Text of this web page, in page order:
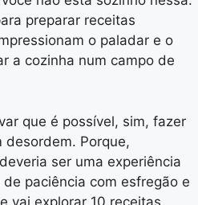
preparar receitas
o paladar e o
a cozinha num campo de
que é possível, sim, fazer
desordem. Porque,
ser uma experiência
paciência com esfregão e
vai explorar 10 receitas